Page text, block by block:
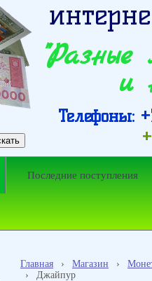
и
Телефоны:
Последние поступления
Главная › Магазин ›
›
Джайпур